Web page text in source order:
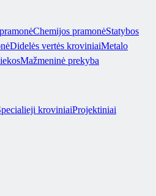
Chemijos pramonėStatybos
Didelės vertės kroviniaiMetalo
Mažmeninė prekyba
kroviniaiProjektiniai